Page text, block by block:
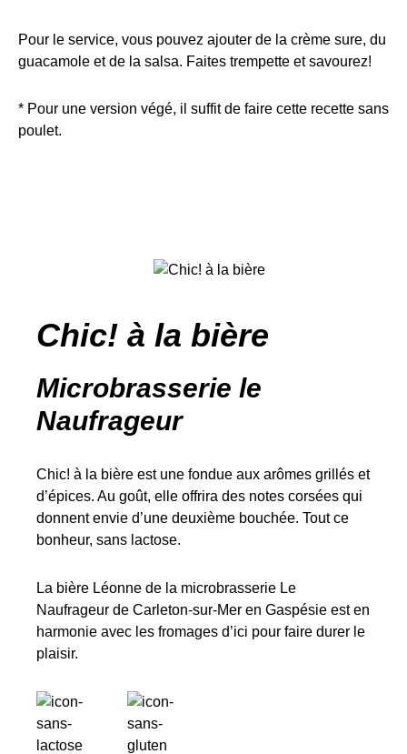
Pour le service, vous pouvez ajouter de la crème sure, du
guacamole et de la salsa. Faites trempette et savourez!
* Pour une version végé, il suffit de faire cette recette sans
poulet.
Chic! à la bière
Microbrasserie le
Naufrageur
Chic! à la bière est une fondue aux arômes grillés et
d’épices. Au goût, elle offrira des notes corsées qui
donnent envie d’une deuxième bouchée. Tout ce
bonheur, sans lactose.
La bière Léonne de la microbrasserie Le
Naufrageur de Carleton-sur-Mer en Gaspésie est en
harmonie avec les fromages d’ici pour faire durer le
plaisir.